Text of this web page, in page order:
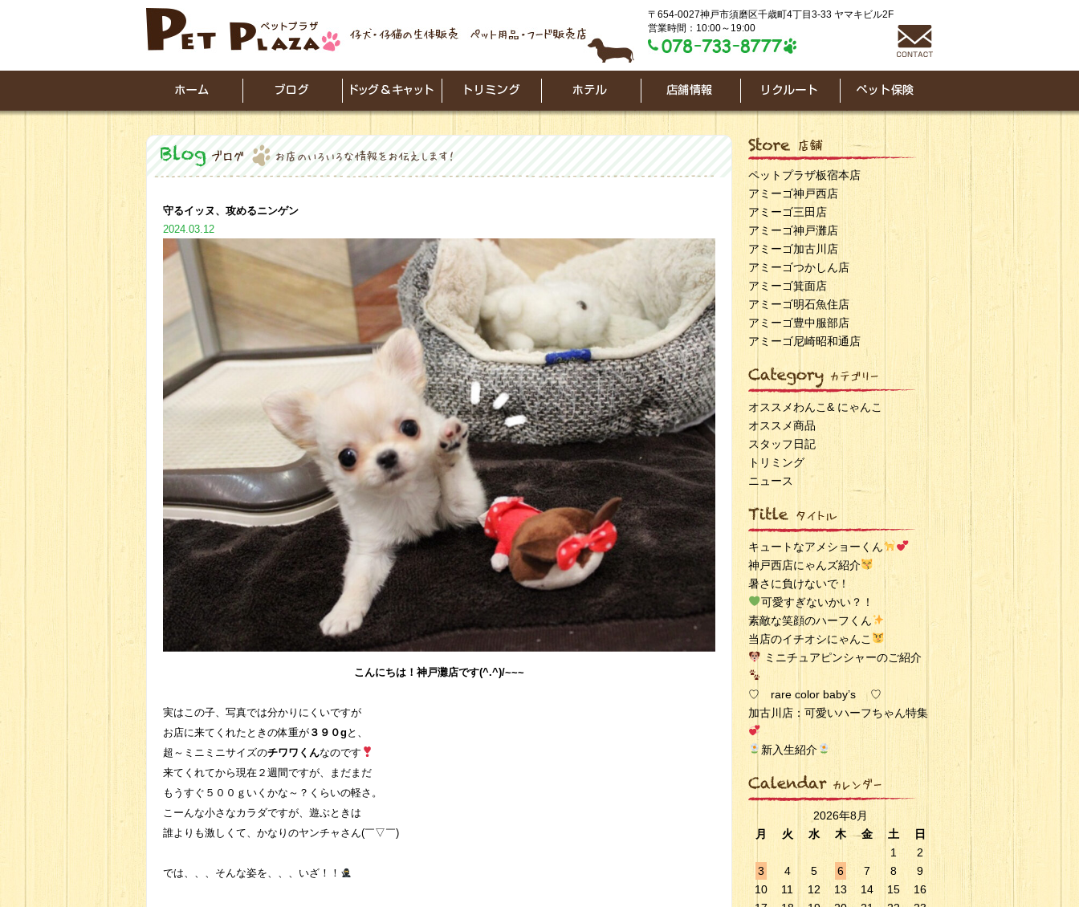
〒654-0027神戸市須磨区千歳町4丁目3-33 ヤマキビル2F
営業時間：10:00～19:00
守るイッヌ、攻めるニンゲン
2024.03.12
こんにちは！神戸灘店です(^.^)/~~~
実はこの子、写真では分かりにくいですが
お店に来てくれたときの体重が ３９０g と、
超～ミニミニサイズのチワワくんなのです
来てくれてから現在２週間ですが、まだまだ
もうすぐ５００ｇいくかな～？くらいの軽さ。
こーんな小さなカラダですが、遊ぶときは
誰よりも激しくて、かなりのヤンチャさん(￣▽￣)
では、、、そんな姿を、、、いざ！！
ペットプラザ板宿本店
アミーゴ神戸西店
アミーゴ三田店
アミーゴ神戸灘店
アミーゴ加古川店
アミーゴつかしん店
アミーゴ箕面店
アミーゴ明石魚住店
アミーゴ豊中服部店
アミーゴ尼崎昭和通店
オススメわんこ& にゃんこ
オススメ商品
スタッフ日記
トリミング
ニュース
キュートなアメショーくん
神戸西店にゃんズ紹介
暑さに負けないで！
可愛すぎないかい？！
素敵な笑顔のハーフくん
当店のイチオシにゃんこ
ミニチュアピンシャーのご紹介
♡ rare color baby’s ♡
加古川店：可愛いハーフちゃん特集
新入生紹介
2026年8月
月
火 水 木 金 土
日
1
2
3
4 5 6 7 8
9
10
11 12 13 14 15
16